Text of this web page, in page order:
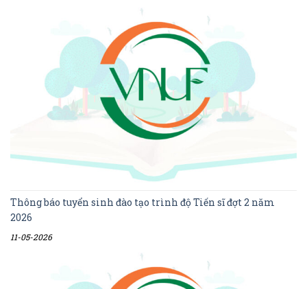
Thông báo tuyển sinh đào tạo trình độ Tiến sĩ đợt 2 năm
2026
11-05-2026